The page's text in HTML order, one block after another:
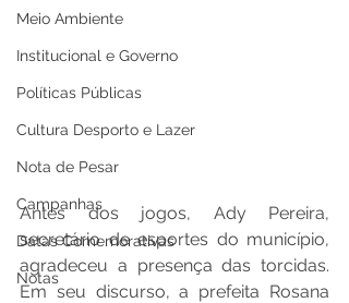
Meio Ambiente
Institucional e Governo
Políticas Públicas
Cultura Desporto e Lazer
Nota de Pesar
Campanhas
Datas Comemorativas
Notas
Antes dos jogos, Ady Pereira,
secretário de esportes do município,
agradeceu a presença das torcidas.
Em seu discurso, a prefeita Rosana